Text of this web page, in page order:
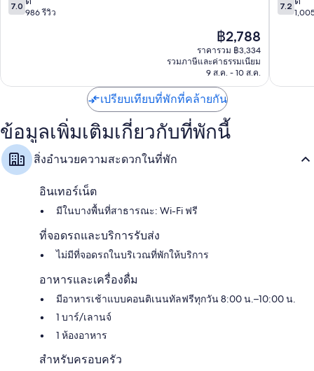
จาก
7.0
986 รีวิว
ราคา
ปัจจุบัน
คือ
฿2,788
฿2,788
ราคารวม ฿3,334
รวมภาษีและค่าธรรมเนียม
9 ส.ค. - 10 ส.ค.
ตี
จาก
7.2
เปรียบเทียบที่พักที่คล้ายกัน
ข้อมูลเพิ่มเติมเกี่ยวกับที่พักนี้
สิ่งอำนวยความสะดวกในที่พัก
อินเทอร์เน็ต
มีในบางพื้นที่สาธารณะ: Wi-Fi ฟรี
ที่จอดรถและบริการรับส่ง
ไม่มีที่จอดรถในบริเวณที่พักให้บริการ
อาหารและเครื่องดื่ม
มีอาหารเช้าแบบคอนติเนนทัลฟรีทุกวัน 8:00 น.–10:00 น.
1 บาร์/เลานจ์
1 ห้องอาหาร
สำหรับครอบครัว